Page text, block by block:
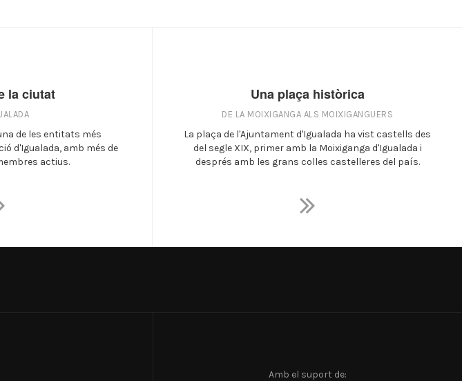
la ciutat
de les entitats més
d'Igualada, amb més de
actius.
Una plaça històrica
DE LA MOIXIGANGA ALS MOIXIGANGUERS
La plaça de l'Ajuntament d'Igualada ha vist castells des
del segle XIX, primer amb la Moixiganga d'Igualada i
després amb les grans colles castelleres del país.
Amb el suport de: